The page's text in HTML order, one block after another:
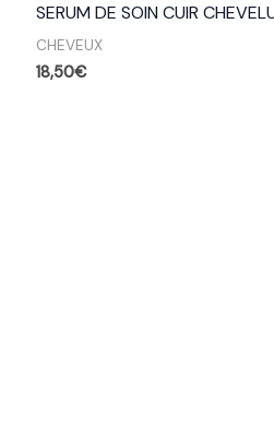
SERUM DE SOIN CUIR
CHEVEUX
18,50€